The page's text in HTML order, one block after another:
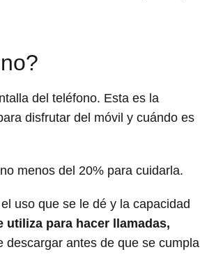
del teléfono. Esta es la
disfrutar del móvil y cuándo es
menos del 20% para cuidarla.
uso que se le dé y la capacidad
utiliza para hacer llamadas,
descargar antes de que se cumpla